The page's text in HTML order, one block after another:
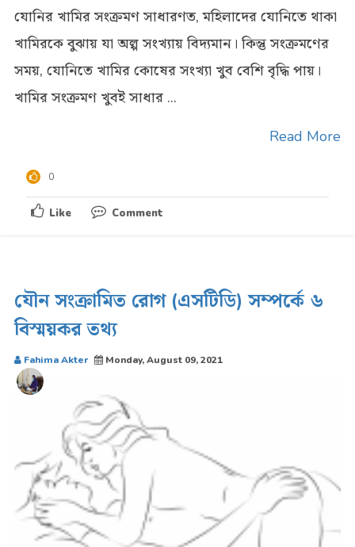
যোনির খামির সংক্রমণ সাধারণত, মহিলাদের যোনিতে থাকা
খামিরকে বুঝায় যা অল্প সংখ্যায় বিদ্যমান। কিন্তু সংক্রমণের
সময়, যোনিতে খামির কোষের সংখ্যা খুব বেশি বৃদ্ধি পায়।
খামির সংক্রমণ খুবই সাধার ...
Read More
0
Like Comment
যৌন সংক্রামিত রোগ (এসটিডি) সম্পর্কে ৬
বিস্ময়কর তথ্য
Fahima Akter Monday, August 09, 2021